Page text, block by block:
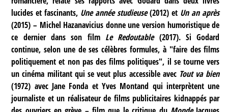
lucides et fascinants, Une année studieuse(2012) et Un an après
(2015) – Michel Hazanavicius donne une version humoristique de
ce dernier dans son film Le Redoutable(2017). Si Godard
continue, selon une de ses célèbres formules, à "faire des films
politiquement et non pas des films politiques", il se tourne vers
un cinéma militant qui se veut plus accessible avec Tout va bien
(1972) avec Jane Fonda et Yves Montand qui interprètent une
journaliste et un réalisateur de films publicitaires kidnappés par